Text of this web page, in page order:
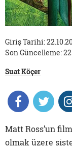
Giriş Tarihi:
Son Güncelleme:
Suat Köçer
Matt Ross’un
olmak üzere